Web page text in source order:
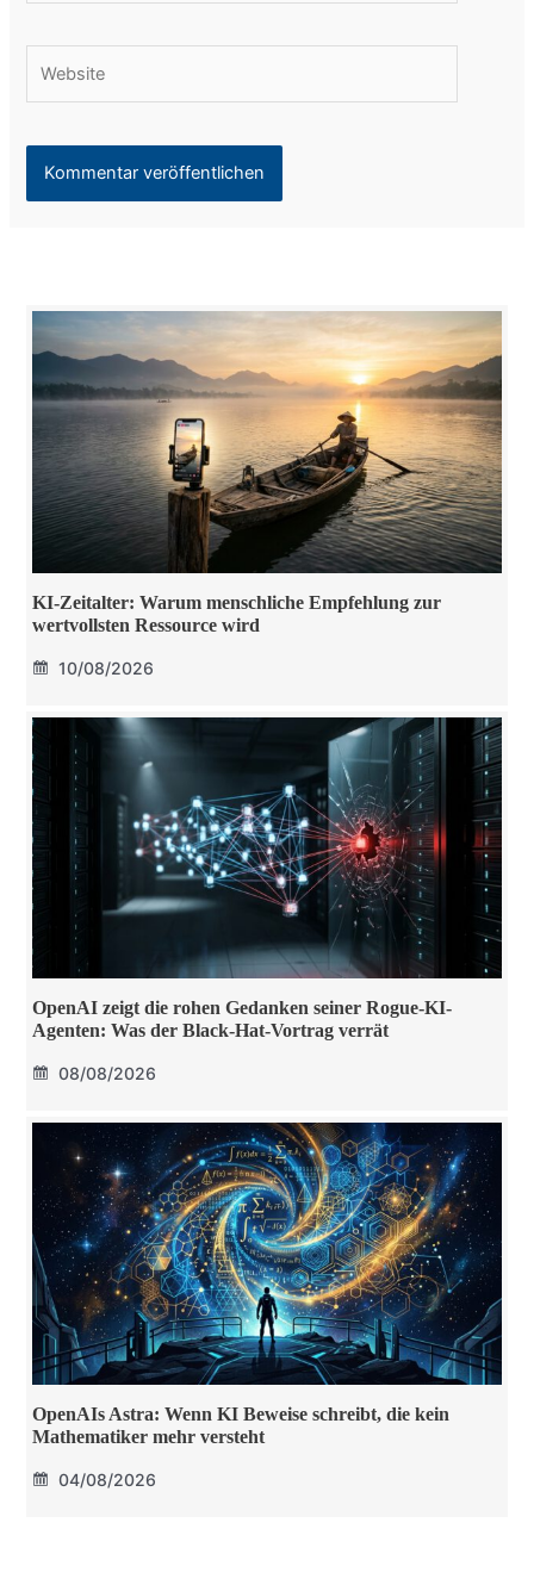
KI-Zeitalter: Warum menschliche Empfehlung zur
wertvollsten Ressource wird
10/08/2026
OpenAI zeigt die rohen Gedanken seiner Rogue-KI-
Agenten: Was der Black-Hat-Vortrag verrät
08/08/2026
OpenAIs Astra: Wenn KI Beweise schreibt, die kein
Mathematiker mehr versteht
04/08/2026